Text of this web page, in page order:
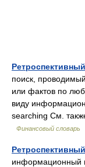
поиск,
или фактов по
виду
searching См.
Финансовый словарь
информационный